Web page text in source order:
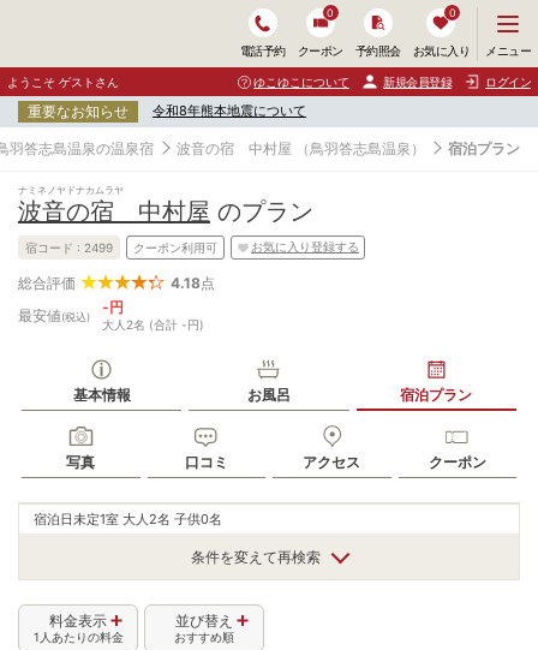
電話予約 クーポン
0
予約照会 お気に入り
0
ニ
ュ
ー
開
く
メニュー
ようこそ ゲストさん ゆこゆこについて 新規会員登録 ログイン
重要なお知らせ 令和8年熊本地震について
羽答志島温泉の温泉宿 波音の宿 中村屋 （鳥羽答志島温泉） 宿泊プラン
ナミネノヤドナカムラヤ
波音の宿 中村屋 のプラン
宿コード : 2499 クーポン利用可 お気に入り登録する
総合評価 4.18点
最安値(税込)
-円
大人2名 (合計 -円)
基本情報 お風呂 宿泊プラン
写真 口コミ アクセス クーポン
宿泊日未定1室 大人2名 子供0名
条件を変えて再検索
並び替え
おすすめ順
料金表示
1人あたりの料金